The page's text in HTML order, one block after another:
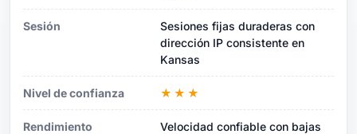
Sesión
Sesiones fijas duraderas con
dirección IP consistente en
Kansas
Nivel de confianza ★★★
Rendimiento
Velocidad confiable con bajas